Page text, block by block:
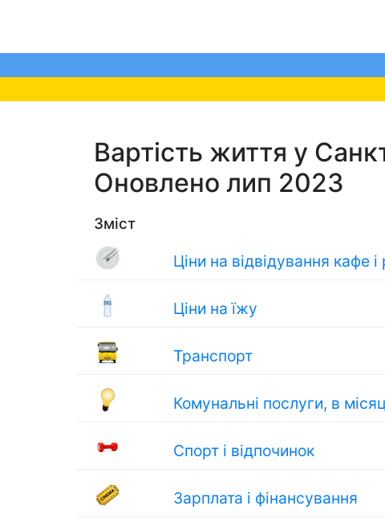
Вартість життя у
Оновлено лип 2023
Зміст
Ціни на відвідування кафе
Ціни на їжу
Транспорт
Комунальні послуги, в
Спорт і відпочинок
Зарплата і фінансування